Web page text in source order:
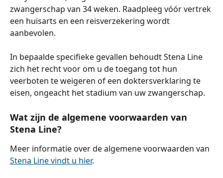
zwangerschap van 34 weken. Raadpleeg vóór vertrek
een huisarts en een reisverzekering wordt
aanbevolen.
In bepaalde specifieke gevallen behoudt Stena Line
zich het recht voor om u de toegang tot hun
veerboten te weigeren of een doktersverklaring te
eisen, ongeacht het stadium van uw zwangerschap.
Wat zijn de algemene voorwaarden van
Stena Line?
Meer informatie over de algemene voorwaarden van
Stena Line vindt u hier.